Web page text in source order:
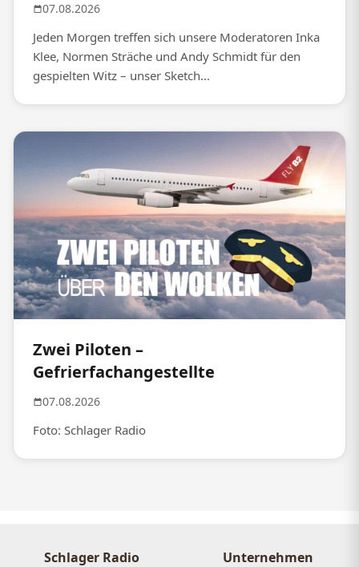
07.08.2026
Jeden Morgen treffen sich unsere Moderatoren Inka
Klee, Normen Sträche und Andy Schmidt für den
gespielten Witz – unser Sketch...
Zwei Piloten –
Gefrierfachangestellte
07.08.2026
Foto: Schlager Radio
Schlager Radio Unternehmen